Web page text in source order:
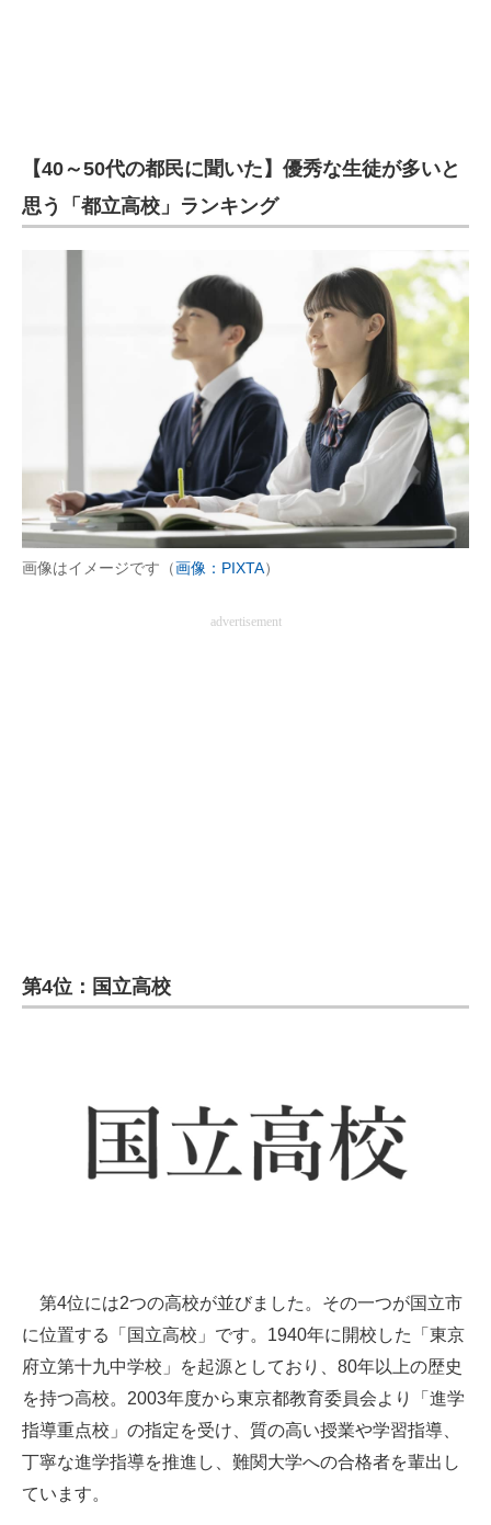
【40～50代の都民に聞いた】優秀な生徒が多いと
思う「都立高校」ランキング
画像はイメージです（画像：PIXTA）
advertisement
第4位：国立高校
第4位には2つの高校が並びました。その一つが国立市
に位置する「国立高校」です。1940年に開校した「東京
府立第十九中学校」を起源としており、80年以上の歴史
を持つ高校。2003年度から東京都教育委員会より「進学
指導重点校」の指定を受け、質の高い授業や学習指導、
丁寧な進学指導を推進し、難関大学への合格者を輩出し
ています。